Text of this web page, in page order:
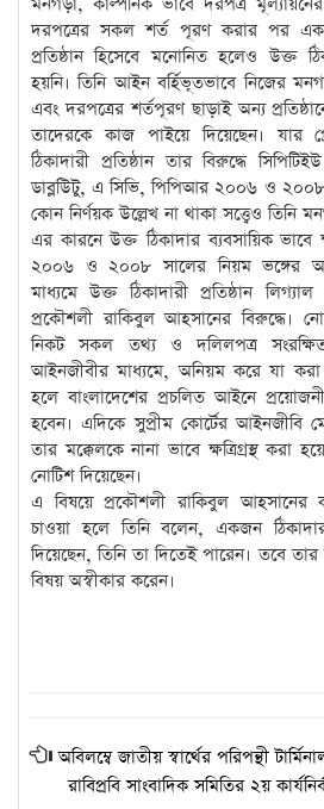
দরপত্রের সকল শর্ত পূরণ করার পর
প্রতিষ্ঠান হিসেবে মনোনিত হলেও উক্ত
হয়নি। তিনি আইন বর্হিভূতভাবে নিজের
এবং দরপত্রের শর্তপূরণ ছাড়াই অন্য
তাদেরকে কাজ পাইয়ে দিয়েছেন। যার
ঠিকাদারী প্রতিষ্ঠান তার বিরুদ্ধে
ডাব্লউিটু, এ সিভি, পিপিআর ২০০৬ ও
কোন নির্ণয়ক উল্লেখ না থাকা সত্ত্বেও তিনি
এর কারনে উক্ত ঠিকাদার ব্যবসায়িক ভাবে
২০০৬ ও ২০০৮ সালের নিয়ম ভঙ্গের
মাধ্যমে উক্ত ঠিকাদারী প্রতিষ্ঠান লিগ্যাল
প্রকৌশলী রাকিবুল আহসানের বিরুদ্ধে।
নিকট সকল তথ্য ও দলিলপত্র
আইনজীবীর মাধ্যমে, অনিয়ম করে যা
হলে বাংলাদেশের প্রচলিত আইনে
হবেন। এদিকে সুপ্রীম কোর্টের
তার মক্কেলকে নানা ভাবে ক্ষত্রিগ্রস্থ করা
নোটিশ দিয়েছেন।
এ বিষয়ে প্রকৌশলী রাকিবুল আহসানের
চাওয়া হলে তিনি বলেন, একজন
দিয়েছেন, তিনি তা দিতেই পারেন। তবে
বিষয় অস্বীকার করেন।
অবিলম্বে জাতীয় স্বার্থের পরিপন্থী
রাবিপ্রবি সাংবাদিক সমিতির ২য়